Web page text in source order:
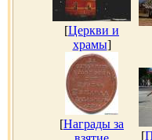
[Церкви и
храмы]
[Награды за
[